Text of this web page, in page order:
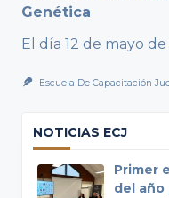
Genética
El día 12 de mayo
Escuela De Capacitación
NOTICIAS ECJ
Primer
del año